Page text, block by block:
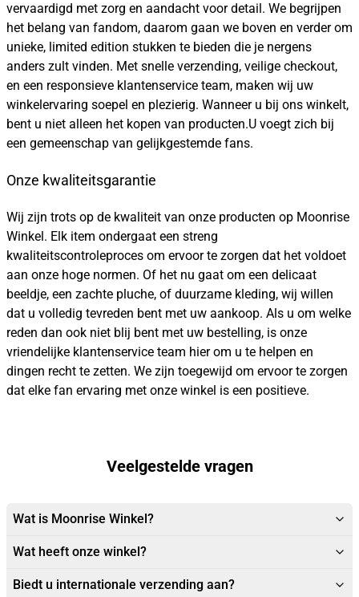
vervaardigd met zorg en aandacht voor detail. We begrijpen
het belang van fandom, daarom gaan we boven en verder om
unieke, limited edition stukken te bieden die je nergens
anders zult vinden. Met snelle verzending, veilige checkout,
en een responsieve klantenservice team, maken wij uw
winkelervaring soepel en plezierig. Wanneer u bij ons winkelt,
bent u niet alleen het kopen van producten.U voegt zich bij
een gemeenschap van gelijkgestemde fans.
Onze kwaliteitsgarantie
Wij zijn trots op de kwaliteit van onze producten op Moonrise
Winkel. Elk item ondergaat een streng
kwaliteitscontroleproces om ervoor te zorgen dat het voldoet
aan onze hoge normen. Of het nu gaat om een delicaat
beeldje, een zachte pluche, of duurzame kleding, wij willen
dat u volledig tevreden bent met uw aankoop. Als u om welke
reden dan ook niet blij bent met uw bestelling, is onze
vriendelijke klantenservice team hier om u te helpen en
dingen recht te zetten. We zijn toegewijd om ervoor te zorgen
dat elke fan ervaring met onze winkel is een positieve.
Veelgestelde vragen
Wat is Moonrise Winkel?
Wat heeft onze winkel?
Biedt u internationale verzending aan?